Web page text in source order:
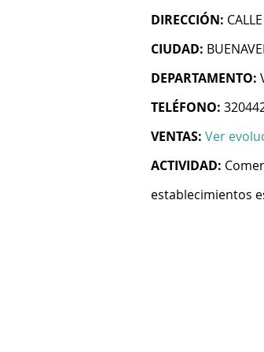
DIRECCIÓN:
CIUDAD:
DEPARTAMENTO:
TELÉFONO:
VENTAS: Ver
ACTIVIDAD:
establecimientos